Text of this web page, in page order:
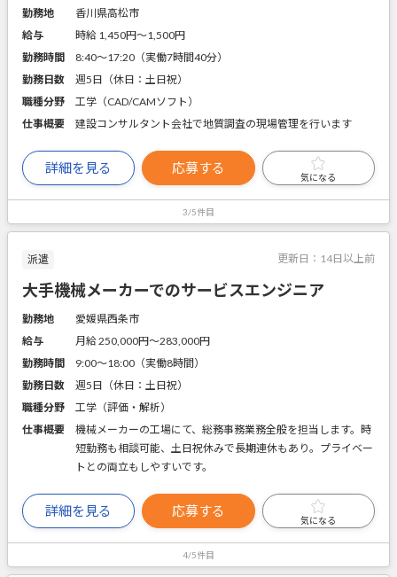
勤務地
香川県高松市
給与
時給 1,450円〜1,500円
勤務時間
8:40～17:20（実働7時間40分）
勤務日数
週5日（休日：土日祝）
職種分野
工学（CAD/CAMソフト）
仕事概要
建設コンサルタント会社で地質調査の現場管理を行います
詳細を見る 応募する
気になる
3/5件目
派遣 更新日： 14日以上前
大手機械メーカーでのサービスエンジニア
勤務地
愛媛県西条市
給与
月給 250,000円〜283,000円
勤務時間
9:00～18:00（実働8時間）
勤務日数
週5日（休日：土日祝）
職種分野
工学（評価・解析）
仕事概要
機械メーカーの工場にて、総務事務業務全般を担当します。時
短勤務も相談可能、土日祝休みで長期連休もあり。プライベー
トとの両立もしやすいです。
詳細を見る 応募する
気になる
4/5件目